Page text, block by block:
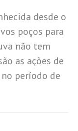
desde o
poços para
não tem
as ações de
período de